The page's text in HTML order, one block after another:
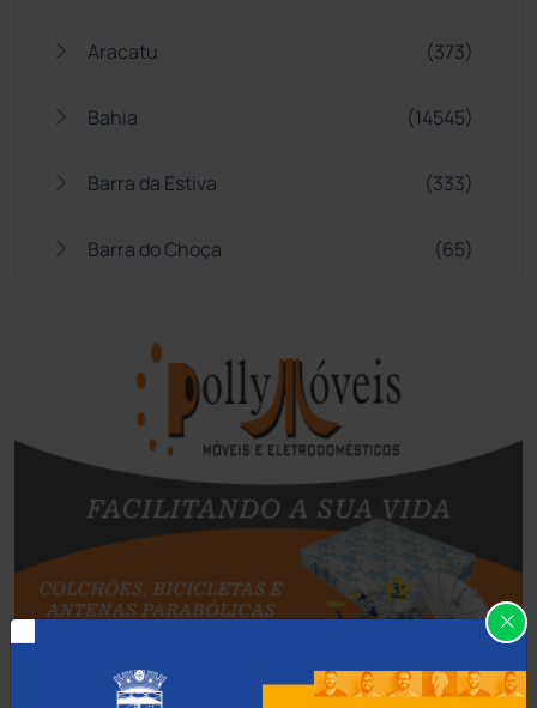
Aracatu (373)
Bahia (14545)
Barra da Estiva (333)
Barra do Choça (65)
Bom Jesus da Lapa
Boquira
Botuporã (72)
Brasil (7679)